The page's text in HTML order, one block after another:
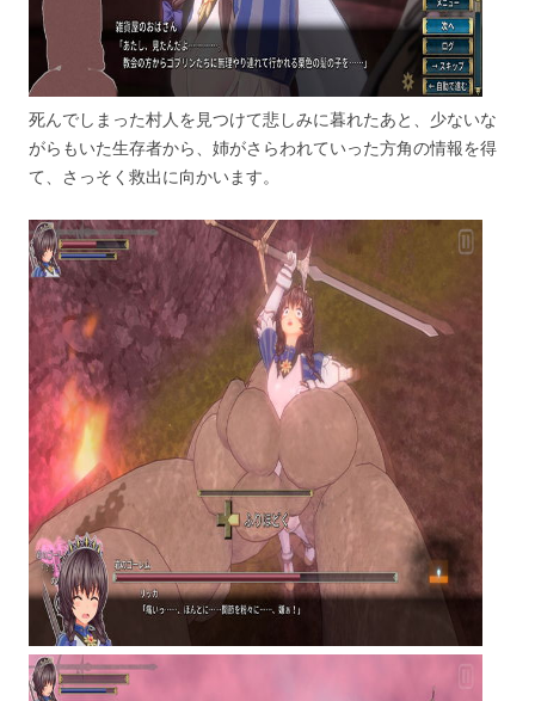
死んでしまった村人を見つけて悲しみに暮れたあと、少ないな
がらもいた生存者から、姉がさらわれていった方角の情報を得
て、さっそく救出に向かいます。